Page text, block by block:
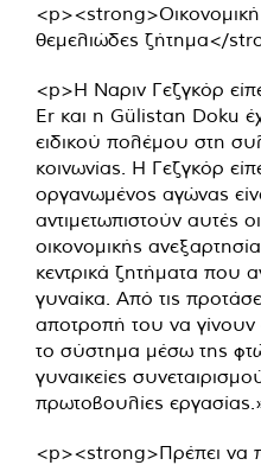
<p><strong>Οικονομική
θεμελιώδες ζήτημα</
<p>Η Ναριν Γεζγκόρ
Er και η Gülistan Doku
ειδικού πολέμου στη
κοινωνίας. Η Γεζγκόρ
οργανωμένος αγώνας
αντιμετωπιστούν αυτές
οικονομικής
κεντρικά ζητήματα που
γυναίκα. Από τις
αποτροπή του να γίνουν
το σύστημα μέσω της
γυναικείες
πρωτοβουλίες
<p><strong>Πρέπει να